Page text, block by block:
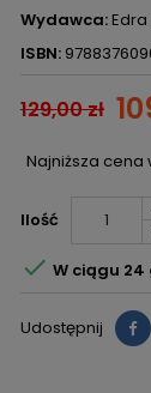
Wydawca:
ISBN:
129,00 zł
Najniższa
Ilość
 W ciągu 24
Udostępnij